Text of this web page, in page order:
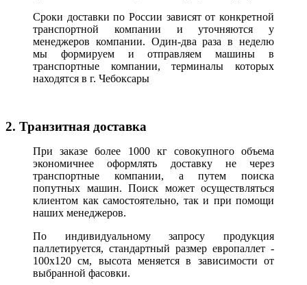
Сроки доставки по России зависят от конкретной
транспортной компании и уточняются у
менеджеров компании. Один-два раза в неделю
мы формируем и отправляем машины в
транспортные компании, терминалы которых
находятся в г. Чебоксары
2. Транзитная доставка
При заказе более 1000 кг совокупного объема
экономичнее оформлять доставку не через
транспортные компании, а путем поиска
попутных машин. Поиск может осуществляться
клиентом как самостоятельно, так и при помощи
наших менеджеров.
По индивидуальному запросу продукция
паллетируется, стандартный размер европаллет -
100х120 см, высота меняется в зависимости от
выбранной фасовки.